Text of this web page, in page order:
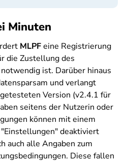
Minuten
MLPFeine Registrierung
die Zustellung des
ist. Darüber hinaus
und verlangt
Version (v2.4.1 für
seitens der Nutzerin oder
können mit einem
deaktiviert
auch alle Angaben zum
Diese fallen